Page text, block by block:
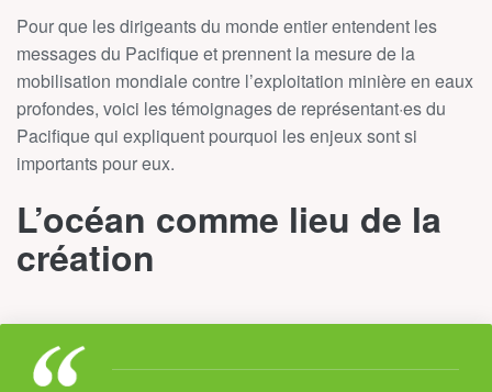
Pour que les dirigeants du monde entier entendent les
messages du Pacifique et prennent la mesure de la
mobilisation mondiale contre l’exploitation minière en eaux
profondes, voici les témoignages de représentant·es du
Pacifique qui expliquent pourquoi les enjeux sont si
importants pour eux.
L’océan comme lieu de la
création